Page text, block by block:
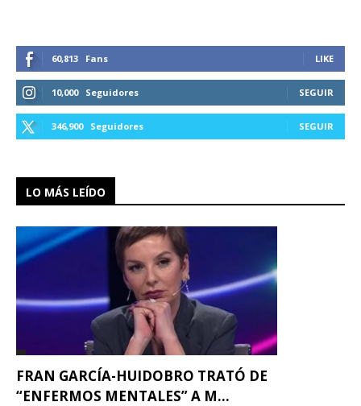
60,813 Fans LIKE
10,000 Seguidores SEGUIR
346,900 Seguidores SEGUIR
LO MÁS LEÍDO
FRAN GARCÍA-HUIDOBRO TRATÓ DE
“ENFERMOS MENTALES” A M...